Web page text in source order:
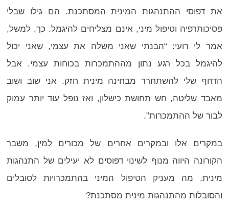
את דפוסי ההתנהגות המינית המסתכנת. הם גילו שבלי
פסיכותרפיה וטיפול מיני, אינם מצליחים להיגמל. כך, למשל,
אמר לי רועי: “הבנתי שאני משלה את עצמי, שאני יכול
להיגמל בכל רגע נתון מההתמכרות בכוחות עצמי. אבל
הדחף שלי להשתחרר מבחינה מינית חזק. אני שוב ושוב
מאבד שליטה, חש תחושת כישלון, ואז נופל עוד יותר עמוק
לבור של ההתמכרות”.
במקרים אלו ובמקרים אחרים של מכורים למין, משבר
הקורונה היווה מנוף לשינוי דפוסים לא יעילים של התנהגות
מינית. מה מעניק הטיפול המיני בהתמכרויות לסובלים
והסובלות מהתנהגות מינית מסתכנת?